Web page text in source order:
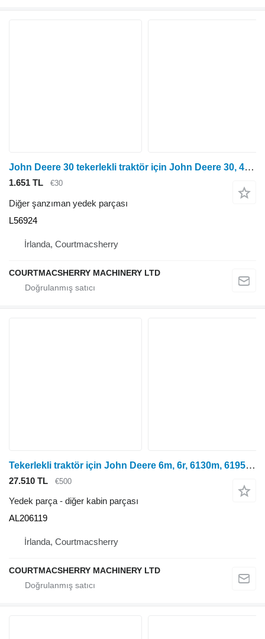
John Deere 30 tekerlekli traktör için John Deere 30, 40, 50 Serisi, 3030, 3040, 3050 Salıncak Mili Kontrol Düğmesi L5692 L56924
1.651 TL €30
Diğer şanzıman yedek parçası
L56924
İrlanda, Courtmacsherry
COURTMACSHERRY MACHINERY LTD
Tekerlekli traktör için John Deere 6m, 6r, 6130m, 6195r, 6215r Orta Kaput Desteği Al206119 AL206119
27.510 TL €500
Yedek parça - diğer kabin parçası
AL206119
İrlanda, Courtmacsherry
COURTMACSHERRY MACHINERY LTD